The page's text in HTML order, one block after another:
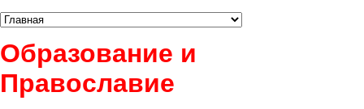
Образование и
Православие